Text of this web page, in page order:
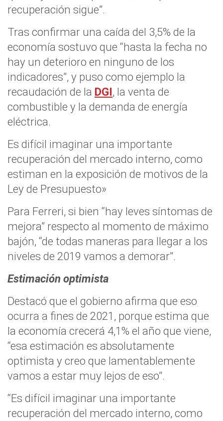
recuperación sigue”.
Tras confirmar una caída del 3,5% de la
economía sostuvo que “hasta la fecha no
hay un deterioro en ninguno de los
indicadores”, y puso como ejemplo la
recaudación de la DGI, la venta de
combustible y la demanda de energía
eléctrica.
Es difícil imaginar una importante
recuperación del mercado interno, como
estiman en la exposición de motivos de la
Ley de Presupuesto»
Para Ferreri, si bien “hay leves síntomas de
mejora” respecto al momento de máximo
bajón, “de todas maneras para llegar a los
niveles de 2019 vamos a demorar”.
Estimación optimista
Destacó que el gobierno afirma que eso
ocurra a fines de 2021, porque estima que
la economía crecerá 4,1% el año que viene,
“esa estimación es absolutamente
optimista y creo que lamentablemente
vamos a estar muy lejos de eso”.
“Es difícil imaginar una importante
recuperación del mercado interno, como